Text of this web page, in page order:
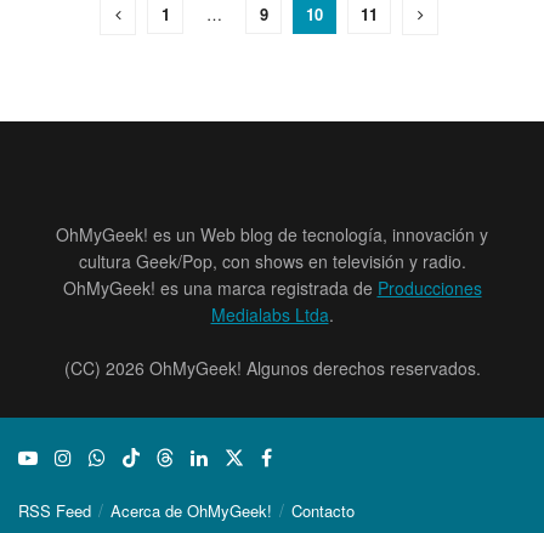
1 … 9 10 11
OhMyGeek! es un Web blog de tecnología, innovación y
cultura Geek/Pop, con shows en televisión y radio.
OhMyGeek! es una marca registrada de Producciones
Medialabs Ltda.
(CC) 2026 OhMyGeek! Algunos derechos reservados.
RSS Feed Acerca de OhMyGeek! Contacto